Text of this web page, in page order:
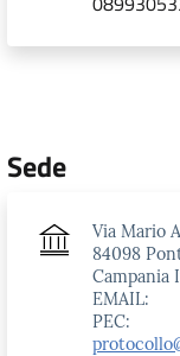
Sede
Via Mario
84098
Campania
EMAIL:
PEC: